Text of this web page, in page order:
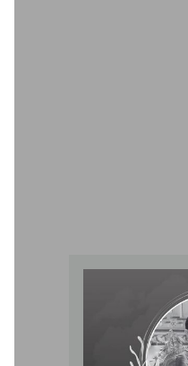
คณะอนุกรรมการอุทธรณ์ (กรณีเกี่ย
บริการทางการแพทย์ และการให้บ